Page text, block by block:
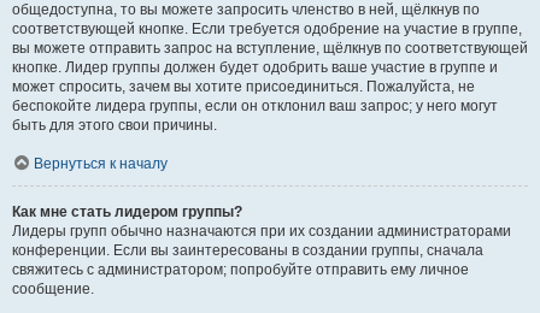
общедоступна, то вы можете запросить членство в ней, щёлкнув по
соответствующей кнопке. Если требуется одобрение на участие в группе,
вы можете отправить запрос на вступление, щёлкнув по соответствующей
кнопке. Лидер группы должен будет одобрить ваше участие в группе и
может спросить, зачем вы хотите присоединиться. Пожалуйста, не
беспокойте лидера группы, если он отклонил ваш запрос; у него могут
быть для этого свои причины.
Вернуться к началу
Как мне стать лидером группы?
Лидеры групп обычно назначаются при их создании администраторами
конференции. Если вы заинтересованы в создании группы, сначала
свяжитесь с администратором; попробуйте отправить ему личное
сообщение.